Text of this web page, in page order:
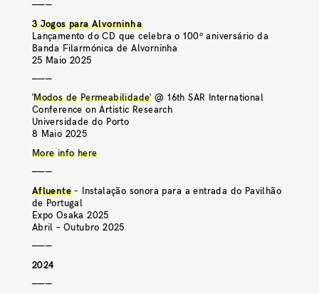
———
3 Jogos para Alvorninha
Lançamento do CD que celebra o 100º aniversário da
Banda Filarmónica de Alvorninha
25 Maio 2025
———
'Modos de Permeabilidade'@ 16th SAR International
Conference on Artistic Research
Universidade do Porto
8 Maio 2025
More info here
———
Afluente- Instalação sonora para a entrada do Pavilhão
de Portugal
Expo Osaka 2025
Abril – Outubro 2025
———
2024
———